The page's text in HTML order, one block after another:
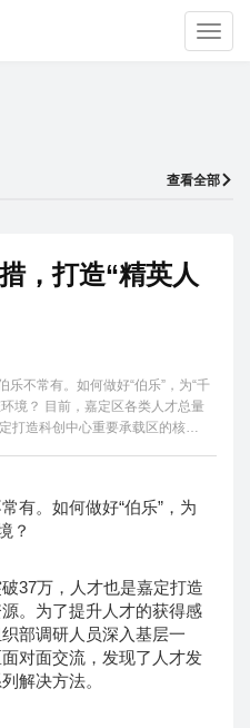
查看全部
，打造“精英人
乐不常有。如何做好“伯乐”，为“千
境？ 目前，嘉定区各类人才总量
打造科创中心重要承载区的核…
有。如何做好“伯乐”，为
？
37万，人才也是嘉定打造
。为了提升人才的获得感
部调研人员深入基层一
对面交流，发现了人才发
解决方法。